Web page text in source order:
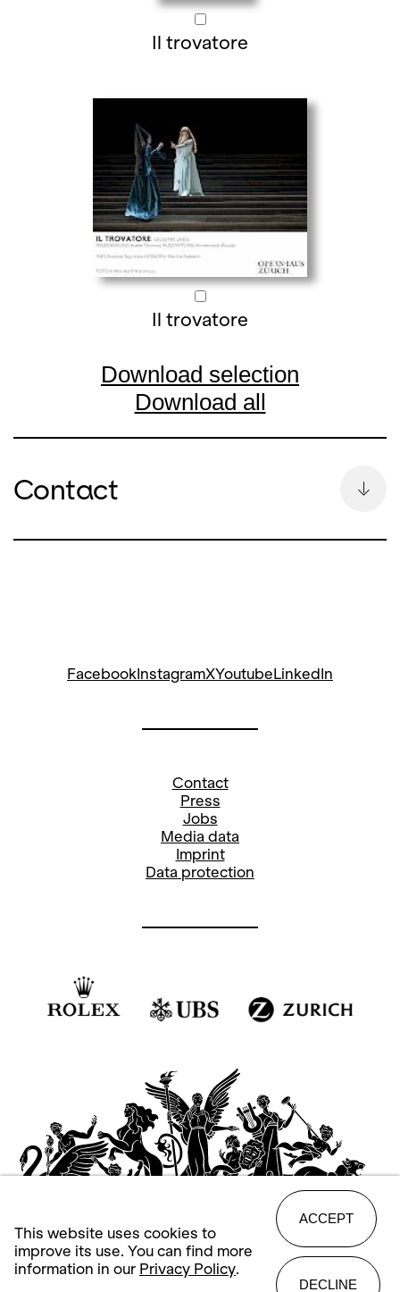
Il trovatore
Il trovatore
Download selection
Download all
Contact
Kontakt
bettina.auge@opernhaus.ch
stefanie.paul@opernhaus.ch
FacebookInstagramXYoutubeLinkedIn
Contact
Press
Jobs
Media data
Imprint
Data protection
This website uses cookies to
improve its use. You can find more
information in our Privacy Policy.
ACCEPT
DECLINE